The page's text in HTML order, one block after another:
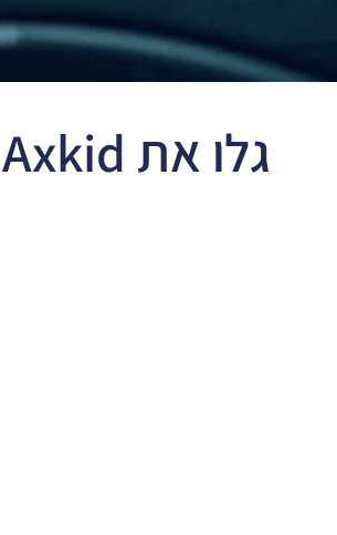
גלו את Axkid